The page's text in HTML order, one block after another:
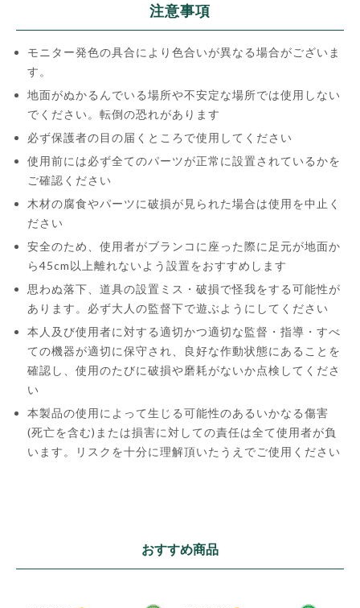
注意事項
モニター発色の具合により色合いが異なる場合がございま
す。
地面がぬかるんでいる場所や不安定な場所では使用しない
でください。転倒の恐れがあります
必ず保護者の目の届くところで使用してください
使用前には必ず全てのパーツが正常に設置されているかを
ご確認ください
木材の腐食やパーツに破損が見られた場合は使用を中止く
ださい
安全のため、使用者がブランコに座った際に足元が地面か
ら45cm以上離れないよう設置をおすすめします
思わぬ落下、道具の設置ミス・破損で怪我をする可能性が
あります。必ず大人の監督下で遊ぶようにしてください
本人及び使用者に対する適切かつ適切な監督・指導・すべ
ての機器が適切に保守され、良好な作動状態にあることを
確認し、使用のたびに破損や磨耗がないか点検してくださ
い
本製品の使用によって生じる可能性のあるいかなる傷害
(死亡を含む)または損害に対しての責任は全て使用者が負
います。リスクを十分に理解頂いたうえでご使用ください
おすすめ商品